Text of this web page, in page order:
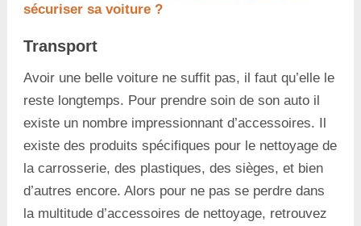
sécuriser sa voiture ?
Transport
Avoir une belle voiture ne suffit pas, il faut qu’elle le
reste longtemps. Pour prendre soin de son auto il
existe un nombre impressionnant d’accessoires. Il
existe des produits spécifiques pour le nettoyage de
la carrosserie, des plastiques, des sièges, et bien
d’autres encore. Alors pour ne pas se perdre dans
la multitude d’accessoires de nettoyage, retrouvez